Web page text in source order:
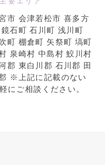
市 会津若松市 喜多方
石町 石川町 浅川町
町 棚倉町 矢祭町 塙町
泉崎村 中島村 鮫川村
郡 東白川郡 石川郡 田
※上記に記載のない
にご相談ください。